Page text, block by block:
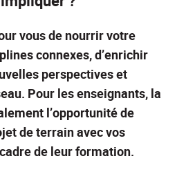
vous de nourrir votre
connexes, d’enrichir
perspectives et
Pour les enseignants, la
l’opportunité de
de terrain avec vos
de leur formation.